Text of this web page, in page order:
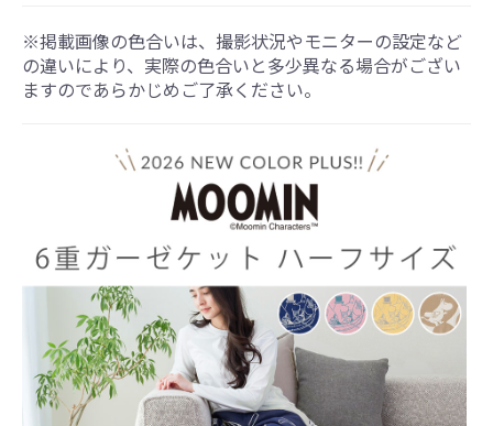
※掲載画像の色合いは、撮影状況やモニターの設定など
の違いにより、実際の色合いと多少異なる場合がござい
ますのであらかじめご了承ください。